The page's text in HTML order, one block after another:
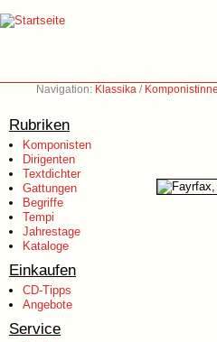
Navigation: Klassika /
Rubriken
Komponisten
Dirigenten
Textdichter
Gattungen
Begriffe
Tempi
Jahrestage
Kataloge
Einkaufen
CD-Tipps
Angebote
Service